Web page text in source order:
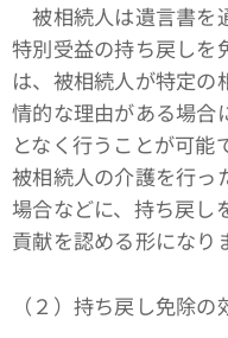
被相続人は遺言書を
特別受益の持ち戻しを
は、被相続人が特定の
情的な理由がある場合
となく行うことが可能
被相続人の介護を行っ
場合などに、持ち戻し
貢献を認める形になり
（２）持ち戻し免除の